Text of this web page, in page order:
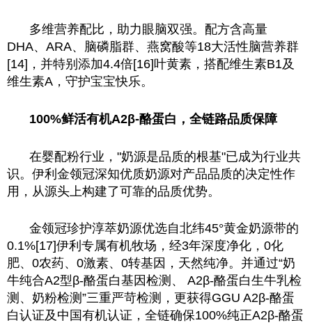
多维营养配比，助力眼脑双强。配方含高量
DHA、ARA、脑磷脂群、燕窝酸等18大活性脑营养群
[14]，并特别添加4.4倍[16]叶黄素，搭配维生素B1及
维生素A，守护宝宝快乐。
100%鲜活有机A2β-酪蛋白，全链路品质保障
在婴配粉行业，"奶源是品质的根基"已成为行业共
识。伊利金领冠深知优质奶源对产品品质的决定性作
用，从源头上构建了可靠的品质优势。
金领冠珍护淳萃奶源优选自北纬45°黄金奶源带的
0.1%[17]伊利专属有机牧场，经3年深度净化，0化
肥、0农药、0激素、0转基因，天然纯净。并通过“奶
牛纯合A2型β-酪蛋白基因检测、 A2β-酪蛋白生牛乳检
测、奶粉检测”三重严苛检测，更获得GGU A2β-酪蛋
白认证及中国有机认证，全链确保100%纯正A2β-酪蛋